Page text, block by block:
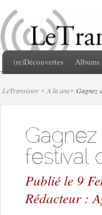
(re)Découvertes Albums
LeTransistor A la une Gagnez
Publié le 9
Rédacteur :